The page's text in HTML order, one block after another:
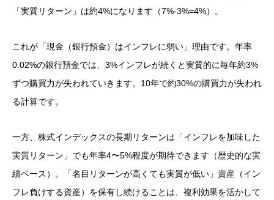
「実質リターン」は約4%になります（7%-3%=4%）。
これが「現金（銀行預金）はインフレに弱い」理由です。年率
0.02%の銀行預金では、3%インフレが続くと実質的に毎年約3%
ずつ購買力が失われていきます。10年で約30%の購買力が失われ
る計算です。
一方、株式インデックスの長期リターンは「インフレを加味した
実質リターン」でも年率4〜5%程度が期待できます（歴史的な実
績ベース）。「名目リターンが高くても実質が低い」資産（イン
フレ負けする資産）を保有し続けることは、複利効果を活かして